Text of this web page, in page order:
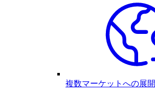
複数マーケットへの展開